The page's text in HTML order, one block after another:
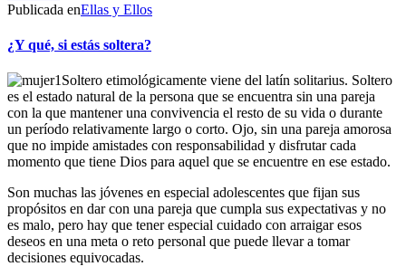
Publicada enEllas y Ellos
¿Y qué, si estás soltera?
Soltero etimológicamente viene del latín solitarius. Soltero
es el estado natural de la persona que se encuentra sin una pareja
con la que mantener una convivencia el resto de su vida o durante
un período relativamente largo o corto. Ojo, sin una pareja amorosa
que no impide amistades con responsabilidad y disfrutar cada
momento que tiene Dios para aquel que se encuentre en ese estado.
Son muchas las jóvenes en especial adolescentes que fijan sus
propósitos en dar con una pareja que cumpla sus expectativas y no
es malo, pero hay que tener especial cuidado con arraigar esos
deseos en una meta o reto personal que puede llevar a tomar
decisiones equivocadas.